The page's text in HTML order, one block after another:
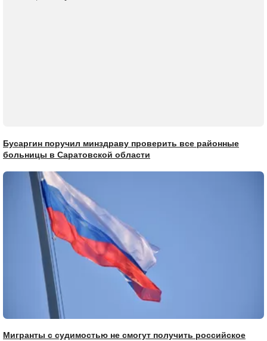
Бусаргин поручил минздраву проверить все районные
больницы в Саратовской области
Мигранты с судимостью не смогут получить российское